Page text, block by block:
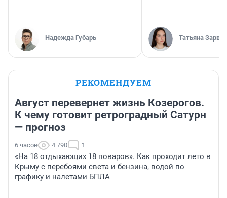
Надежда Губарь Татьяна Зарва
РЕКОМЕНДУЕМ
Август перевернет жизнь Козерогов.
К чему готовит ретроградный Сатурн
— прогноз
6 часов 4 790 1
«На 18 отдыхающих 18 поваров». Как проходит лето в
Крыму с перебоями света и бензина, водой по
графику и налетами БПЛА